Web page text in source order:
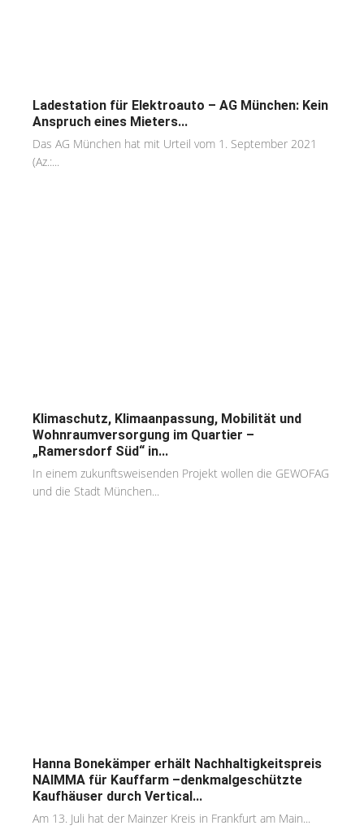
Ladestation für Elektroauto – AG München: Kein
Anspruch eines Mieters...
Das AG München hat mit Urteil vom 1. September 2021
(Az.:...
Klimaschutz, Klimaanpassung, Mobilität und
Wohnraumversorgung im Quartier –
„Ramersdorf Süd“ in...
In einem zukunftsweisenden Projekt wollen die GEWOFAG
und die Stadt München...
Hanna Bonekämper erhält Nachhaltigkeitspreis
NAIMMA für Kauffarm –denkmalgeschützte
Kaufhäuser durch Vertical...
Am 13. Juli hat der Mainzer Kreis in Frankfurt am Main...